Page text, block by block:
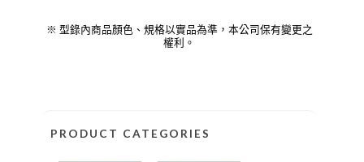
※ 型錄內商品顏色、規格以實品為準，本公司保有變更之
權利。
PRODUCT CATEGORIES